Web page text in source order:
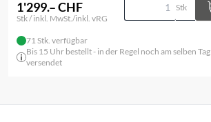
1'299.– CHF
Stk / inkl. MwSt./inkl. vRG
Stk
71 Stk. verfügbar
Bis 15 Uhr bestellt - in der Regel noch am selben Tag
versendet